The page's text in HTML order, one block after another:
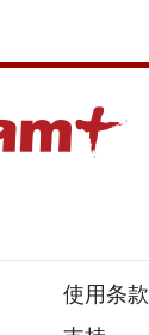
使用条款